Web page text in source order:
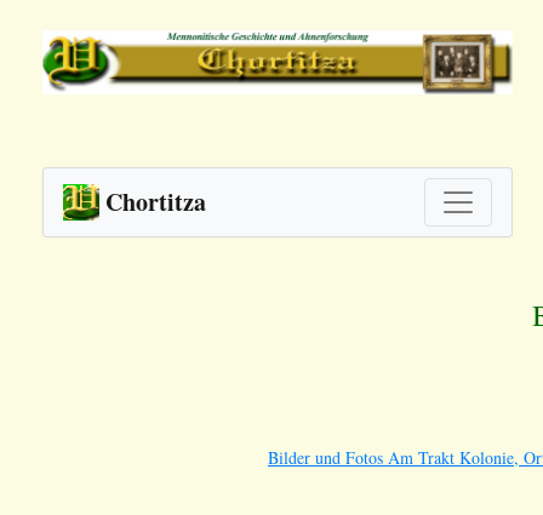
Chortitza
Bilder und Fotos Am Trakt Kolonie,